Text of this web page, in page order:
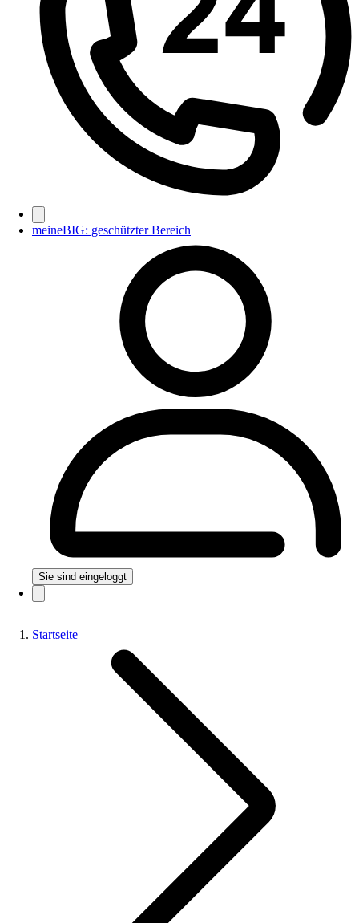
meineBIG: geschützter Bereich
Sie sind eingeloggt
Startseite